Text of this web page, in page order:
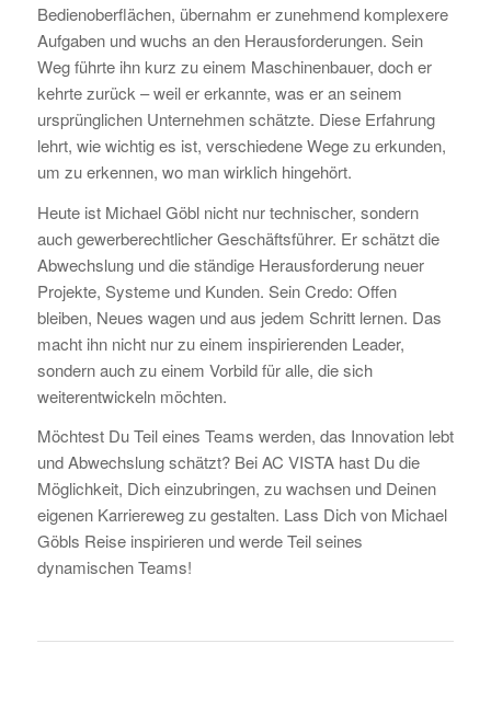
Bedienoberflächen, übernahm er zunehmend komplexere
Aufgaben und wuchs an den Herausforderungen. Sein
Weg führte ihn kurz zu einem Maschinenbauer, doch er
kehrte zurück – weil er erkannte, was er an seinem
ursprünglichen Unternehmen schätzte. Diese Erfahrung
lehrt, wie wichtig es ist, verschiedene Wege zu erkunden,
um zu erkennen, wo man wirklich hingehört.
Heute ist Michael Göbl nicht nur technischer, sondern
auch gewerberechtlicher Geschäftsführer. Er schätzt die
Abwechslung und die ständige Herausforderung neuer
Projekte, Systeme und Kunden. Sein Credo: Offen
bleiben, Neues wagen und aus jedem Schritt lernen. Das
macht ihn nicht nur zu einem inspirierenden Leader,
sondern auch zu einem Vorbild für alle, die sich
weiterentwickeln möchten.
Möchtest Du Teil eines Teams werden, das Innovation lebt
und Abwechslung schätzt? Bei AC VISTA hast Du die
Möglichkeit, Dich einzubringen, zu wachsen und Deinen
eigenen Karriereweg zu gestalten. Lass Dich von Michael
Göbls Reise inspirieren und werde Teil seines
dynamischen Teams!